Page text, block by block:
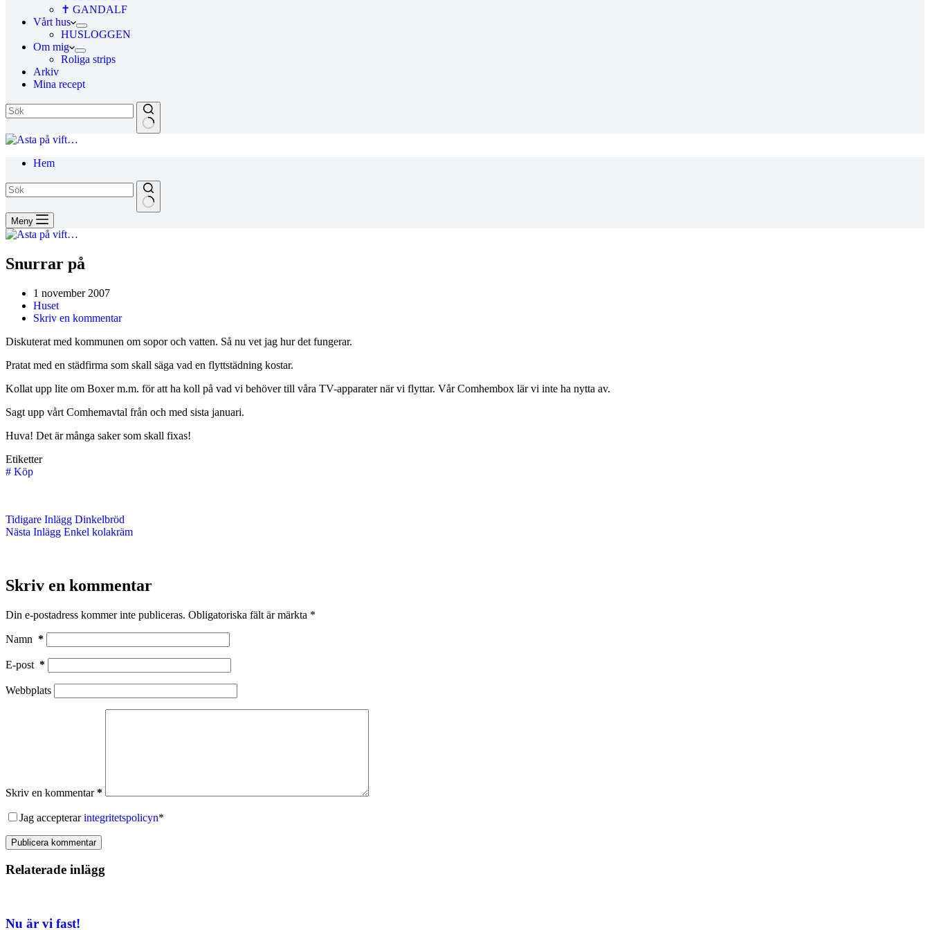
✝ GANDALF
Vårt hus
HUSLOGGEN
Om mig
Roliga strips
Arkiv
Mina recept
Hem
Meny
Snurrar på
1 november 2007
Huset
Skriv en kommentar
Diskuterat med kommunen om sopor och vatten. Så nu vet jag hur det fungerar.
Pratat med en städfirma som skall säga vad en flyttstädning kostar.
Kollat upp lite om Boxer m.m. för att ha koll på vad vi behöver till våra TV-apparater när vi flyttar. Vår Comhembox lär vi inte ha nytta av.
Sagt upp vårt Comhemavtal från och med sista januari.
Huva! Det är många saker som skall fixas!
Etiketter
# Köp
Tidigare Inlägg Dinkelbröd
Nästa Inlägg Enkel kolakräm
Skriv en kommentar
Din e-postadress kommer inte publiceras. Obligatoriska fält är märkta *
Namn *
E-post *
Webbplats
Skriv en kommentar*
Jag accepterarintegritetspolicyn*
Publicera kommentar
Relaterade inlägg
Nu är vi fast!